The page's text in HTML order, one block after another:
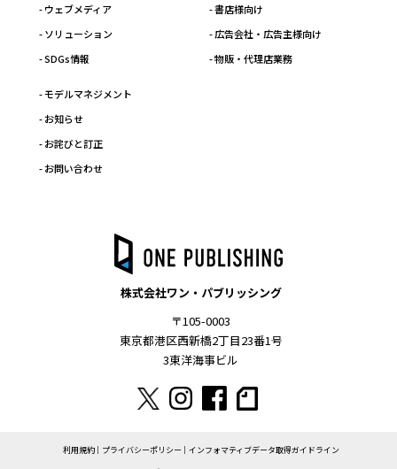
- ウェブメディア
- ソリューション
- SDGs情報
- 書店様向け
- 広告会社・広告主様向け
- 物販・代理店業務
- モデルマネジメント
- お知らせ
- お詫びと訂正
- お問い合わせ
株式会社ワン・パブリッシング
〒105-0003
東京都港区西新橋2丁目23番1号
3東洋海事ビル
利用規約 プライバシーポリシー インフォマティブデータ取得ガイドライン